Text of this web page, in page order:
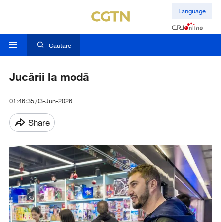
Language
Căutare
Jucării la modă
01:46:35,03-Jun-2026
Share